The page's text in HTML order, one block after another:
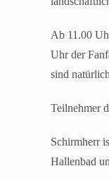
Ab 11.00
Uhr der
sind
Teilnehmer
Schirmherr
Hallenbad